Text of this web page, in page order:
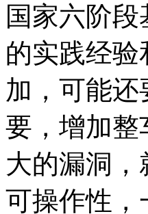
国家六阶
的实践经
加，可能
要，增加整
大的漏洞
可操作性，